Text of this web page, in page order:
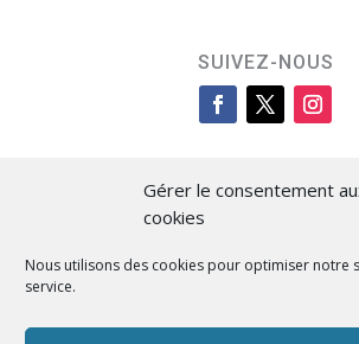
Gérer le consentement
cookies
Nous utilisons des cookies pour optimiser notre
service.
SUIVEZ-NOUS
Cità di